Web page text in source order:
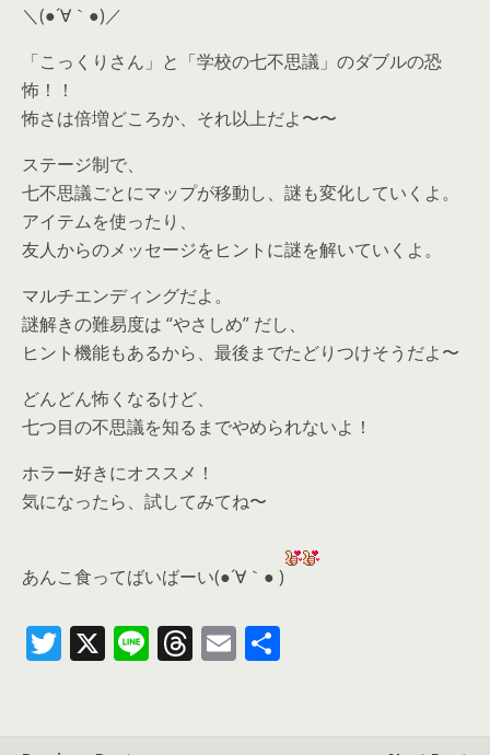
＼(●´∀｀●)／
「こっくりさん」と「学校の七不思議」のダブルの恐
怖！！
怖さは倍増どころか、それ以上だよ〜〜
ステージ制で、
七不思議ごとにマップが移動し、謎も変化していくよ。
アイテムを使ったり、
友人からのメッセージをヒントに謎を解いていくよ。
マルチエンディングだよ。
謎解きの難易度は “やさしめ” だし、
ヒント機能もあるから、最後までたどりつけそうだよ〜
どんどん怖くなるけど、
七つ目の不思議を知るまでやめられないよ！
ホラー好きにオススメ！
気になったら、 試してみてね〜
あんこ食ってばいばーい(●´∀｀● )
T X Li T E